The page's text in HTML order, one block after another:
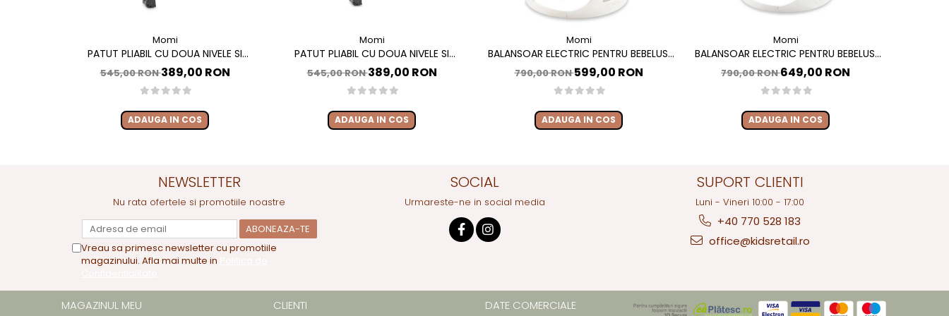
Momi
PATUT PLIABIL CU DOUA NIVELE SI
MASUTA DE INFASAT, 60X120 CM, MOMI,
BELOVE PLUS - GREEN
545,00 RON389,00 RON
ADAUGA IN COS
Momi
PATUT PLIABIL CU DOUA NIVELE SI
MASUTA DE INFASAT, 60X120 CM, MOMI,
BELOVE PLUS -BEIGE
545,00 RON389,00 RON
ADAUGA IN COS
Momi
BALANSOAR ELECTRIC PENTRU BEBELUSI
CU SEZUT ROTATIV 360 GRADE , MOMI
PEARL - GREY
790,00 RON599,00 RON
ADAUGA IN COS
Momi
BALANSOAR ELECTRIC PENTRU BEBELUSI
CU SEZUT ROTATIV 360 GRADE , MOMI
PEARL - BEIGE
790,00 RON649,00 RON
ADAUGA IN COS
NEWSLETTER
Nu rata ofertele si promotiile noastre
Vreau sa primesc newsletter cu promotiile
magazinului. Afla mai multe in
SOCIAL
Urmareste-ne in social media
SUPORT CLIENTI
Luni - Vineri 10:00 - 17:00
+40 770 528 183
office@kidsretail.ro
MAGAZINUL MEU CLIENTI DATE COMERCIALE